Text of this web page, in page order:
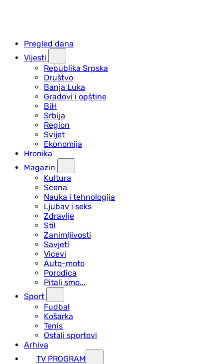
Pregled dana
Vijesti
Republika Srpska
Društvo
Banja Luka
Gradovi i opštine
BiH
Srbija
Region
Svijet
Ekonomija
Hronika
Magazin
Kultura
Scena
Nauka i tehnologija
Ljubav i seks
Zdravlje
Stil
Zanimljivosti
Savjeti
Vicevi
Auto-moto
Porodica
Pitali smo...
Sport
Fudbal
Košarka
Tenis
Ostali sportovi
Arhiva
TV PROGRAM